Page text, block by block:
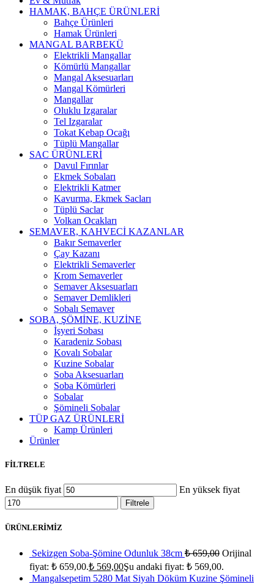
HAMAK, BAHÇE ÜRÜNLERİ
Bahçe Ürünleri
Hamak Ürünleri
MANGAL BARBEKÜ
Elektrikli Mangallar
Kömürlü Mangallar
Mangal Aksesuarları
Mangal Kömürleri
Mangallar
Oluklu Izgaralar
Tel Izgaralar
Tokat Kebap Ocağı
Tüplü Mangallar
SAC ÜRÜNLERİ
Davul Fırınlar
Ekmek Sobaları
Elektrikli Katmer
Kavurma, Ekmek Sacları
Tüplü Saclar
Volkan Ocakları
SEMAVER, KAHVECİ KAZANLAR
Bakır Semaverler
Çay Kazanı
Elektrikli Semaverler
Krom Semaverler
Semaver Aksesuarları
Semaver Demlikleri
Sobalı Semaver
SOBA, ŞÖMİNE, KUZİNE
İşyeri Sobası
Karadeniz Sobası
Kovalı Sobalar
Kuzine Sobalar
Soba Aksesuarları
Soba Kömürleri
Sobalar
Şömineli Sobalar
TÜP GAZ ÜRÜNLERİ
Kamp Ürünleri
Ürünler
FİLTRELE
En düşük fiyat En yüksek fiyat
Filtrele
ÜRÜNLERİMİZ
Sekizgen Soba-Şömine Odunluk 38cm ₺659,00 Orijinal
fiyat: ₺ 659,00.₺ 569,00Şu andaki fiyat: ₺ 569,00.
Mangalsepetim 5280 Mat Siyah Döküm Kuzine Şömineli